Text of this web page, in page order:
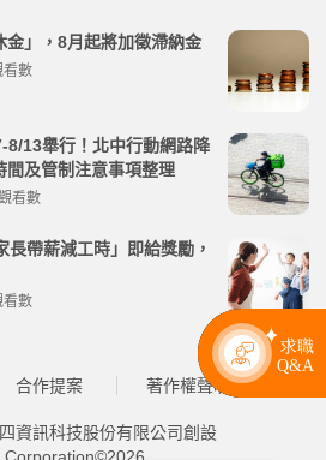
金」，8月起將加徵滯納金
看數
8/13舉行！北中行動網路降
間及管制注意事項整理
看數
帶薪減工時」即給獎勵，
看數
合作提案 著作權聲明
資訊科技股份有限公司創設